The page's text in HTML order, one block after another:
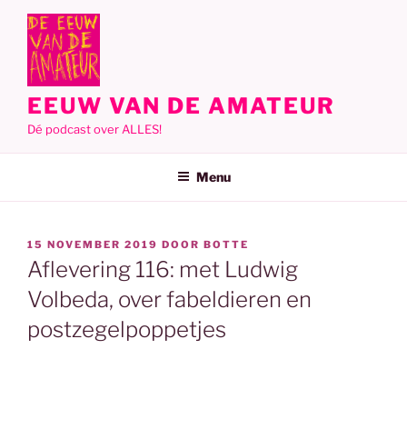
inhoud
EEUW VAN DE AMATEUR
Dé podcast over ALLES!
Menu
GEPLAATST
OP
15 NOVEMBER 2019 DOOR BOTTE
Aflevering 116: met Ludwig
Volbeda, over fabeldieren en
postzegelpoppetjes